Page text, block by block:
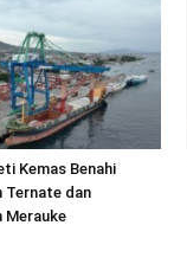
Kemas Benahi
Ternate dan
Merauke